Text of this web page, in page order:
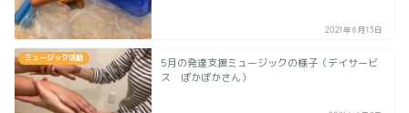
2021年6月13日
ミュージック活動
5月の発達支援ミュージックの様子（デイサービ
ス ぽかぽかさん）